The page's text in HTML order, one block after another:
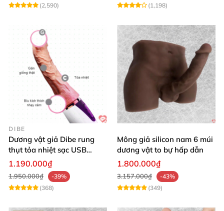
(2,590)
(1,198)
DIBE
Dương vật giả Dibe rung
thụt tỏa nhiệt sạc USB
silicon mềm mại
1.190.000₫
1.950.000₫
-39%
(368)
Mông giả silicon nam 6 múi
dương vật to bự hấp dẫn
1.800.000₫
3.157.000₫
-43%
(349)